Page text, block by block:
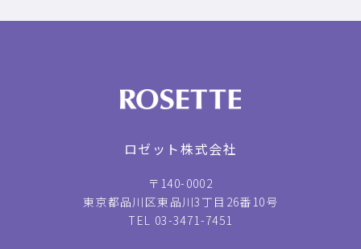
ロゼット株式会社
〒140-0002
東京都品川区東品川3丁目26番10号
TEL 03-3471-7451